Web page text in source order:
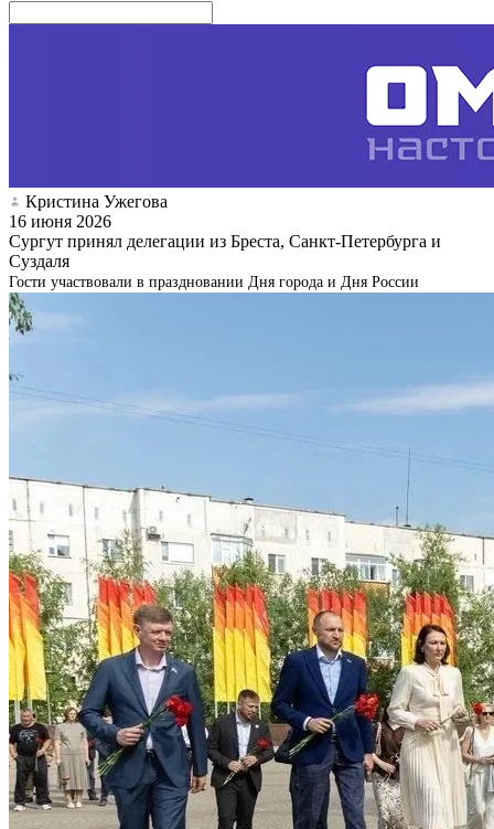
Кристина Ужегова
16 июня 2026
Сургут принял делегации из Бреста, Санкт-Петербурга и
Суздаля
Гости участвовали в праздновании Дня города и Дня России